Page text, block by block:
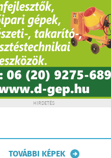
HIRDETÉS
TOVÁBBI KÉPEK